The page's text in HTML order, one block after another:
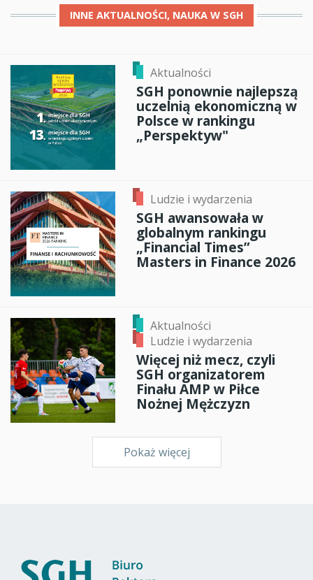
INNE AKTUALNOŚCI, NAUKA W SGH
Aktualności
SGH ponownie najlepszą
uczelnią ekonomiczną w
Polsce w rankingu
„Perspektyw"
Ludzie i wydarzenia
SGH awansowała w
globalnym rankingu
„Financial Times”
Masters in Finance 2026
Aktualności
Ludzie i wydarzenia
Więcej niż mecz, czyli
SGH organizatorem
Finału AMP w Piłce
Nożnej Mężczyzn
Pokaż więcej